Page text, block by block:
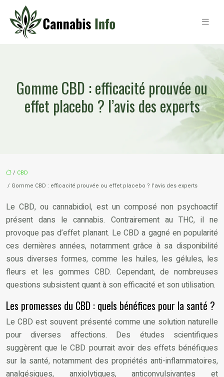
Gomme CBD : efficacité prouvée ou
effet placebo ? l’avis des experts
/ CBD
/ Gomme CBD : efficacité prouvée ou effet placebo ? l’avis des experts
Le CBD, ou cannabidiol, est un composé non psychoactif
présent dans le cannabis. Contrairement au THC, il ne
provoque pas d’effet planant. Le CBD a gagné en popularité
ces dernières années, notamment grâce à sa disponibilité
sous diverses formes, comme les huiles, les gélules, les
fleurs et les gommes CBD. Cependant, de nombreuses
questions subsistent quant à son efficacité et son utilisation.
Les promesses du CBD : quels bénéfices pour la santé ?
Le CBD est souvent présenté comme une solution naturelle
pour diverses affections. Des études scientifiques
suggèrent que le CBD pourrait avoir des effets bénéfiques
sur la santé, notamment des propriétés anti-inflammatoires,
analgésiques, anxiolytiques, anticonvulsivantes et